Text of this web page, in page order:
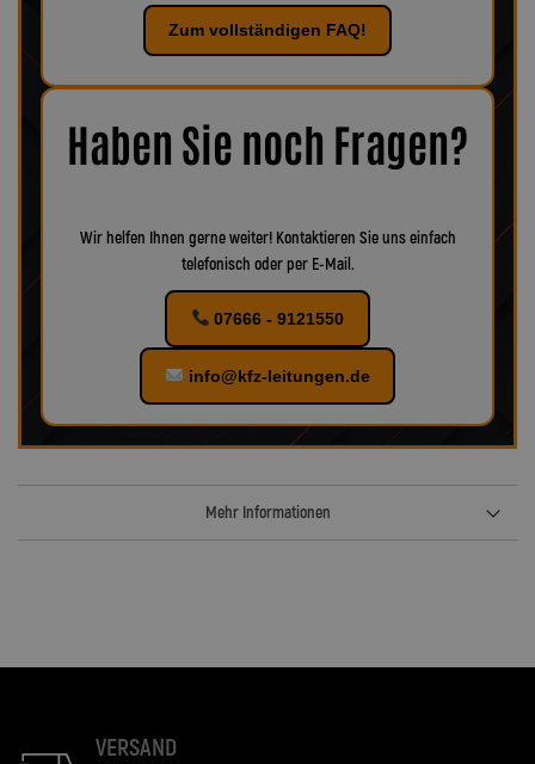
Team hilft Ihnen gerne persönlich weiter.
Leitungen zu erneuern. Entscheidend ist dabei der Zustand des
vorhandenen Zubehörs. Prüfen Sie am besten direkt an Ihrem
Fahrzeug, wie die Teile aussehen. Sind Beschädigungen,
Korrosion oder Verschleiß erkennbar, empfiehlt es sich, das
maximale Sicherheit zu gewährleisten.
verschiedenes Zubehör für Ihr KFZ!
Zum vollständigen FAQ!
Haben Sie noch Fragen?
Wir helfen Ihnen gerne weiter! Kontaktieren Sie uns einfach
telefonisch oder per E-Mail.
07666 - 9121550
info@kfz-leitungen.de
Mehr Informationen
VERSAND